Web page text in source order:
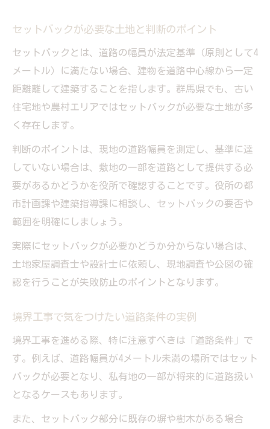
セットバック済みの土地かどうかの見極め
れ
セットバック済み土地の扱いとポイント解
境界工事でセットバックせず建て替え可否
を判断
セットバックしない方法と現実的な注意点
セットバック対象外となる土地の特徴とは
境界工事で建築計画を進める際の注意事項
境界工事とセットバック私有地の権利整理
セットバックした土地は誰のものになるか
後退地の所有管理と固定資産税の考え方
境界工事後のトラブルを未然に防ぐ方法
ト
セットバックが必要な土地と判断のポイント
セットバックとは、道路の幅員が法定基準（原則として4
メートル）に満たない場合、建物を道路中心線から一定
距離離して建築することを指します。群馬県でも、古い
住宅地や農村エリアではセットバックが必要な土地が多
く存在します。
判断のポイントは、現地の道路幅員を測定し、基準に達
していない場合は、敷地の一部を道路として提供する必
要があるかどうかを役所で確認することです。役所の都
市計画課や建築指導課に相談し、セットバックの要否や
範囲を明確にしましょう。
実際にセットバックが必要かどうか分からない場合は、
土地家屋調査士や設計士に依頼し、現地調査や公図の確
認を行うことが失敗防止のポイントとなります。
境界工事で気をつけたい道路条件の実例
境界工事を進める際、特に注意すべきは「道路条件」で
す。例えば、道路幅員が4メートル未満の場所ではセット
バックが必要となり、私有地の一部が将来的に道路扱い
となるケースもあります。
また、セットバック部分に既存の塀や樹木がある場合